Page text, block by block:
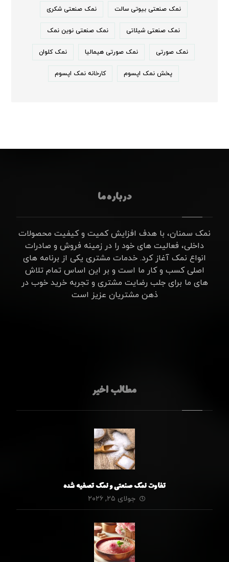
نمک صنعتی بیوتی سالت نمک صنعتی شکری
نمک صنعتی شیلاتی نمک صنعتی نوین نمک
نمک صورتی نمک صورتی هیمالیا نمک کلوان
پخش نمک اپسوم کارخانه نمک اپسوم
درباره ما
نمک سمنان، با هدف افزایش کمیت و کیفیت محصولات
داخلی، فعالیت های خود را در زمینه فروش و صادرات
انواع نمک آغاز کرد. خدمات مشتری یکی از برنامه های
اصلی کسب و کار ما است و بر این اساس تمام تلاش
های ما برای جلب رضایت مشتری و تجربه خرید خوب در
ذهن مشتریان عزیز است
مطالب اخیر
تفاوت نمک صنعتی و نمک تصفیه شده
جولای ۲۵, ۲۰۲۶